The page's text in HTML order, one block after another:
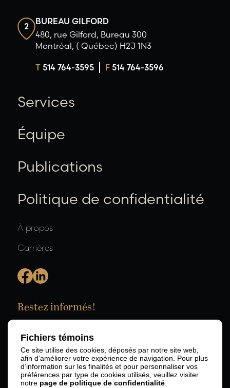
2
BUREAU GILFORD
480, rue Gilford, Bureau 300
Montréal, ( Québec) H2J 1N3
T514 764-3595 F514 764-3596
Services
Équipe
Publications
Politique de confidentialité
À propos
Carrières
Restez informés!
Fichiers témoins
Ce site utilise des cookies, déposés par notre site web,
afin d’améliorer votre expérience de navigation. Pour plus
d’information sur les finalités et pour personnaliser vos
préférences par type de cookies utilisés, veuillez visiter
notre page de politique de confidentialité